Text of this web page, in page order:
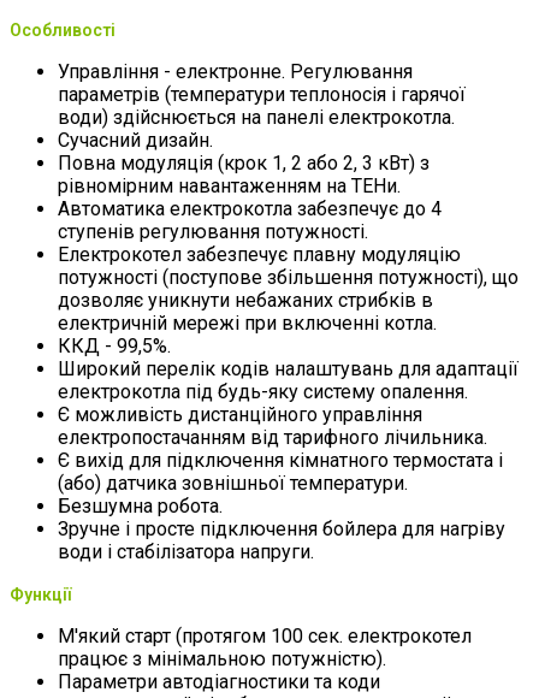
Особливості
Управління - електронне. Регулювання
параметрів (температури теплоносія і гарячої
води) здійснюється на панелі електрокотла.
Сучасний дизайн.
Повна модуляція (крок 1, 2 або 2, 3 кВт) з
рівномірним навантаженням на ТЕНи.
Автоматика електрокотла забезпечує до 4
ступенів регулювання потужності.
Електрокотел забезпечує плавну модуляцію
потужності (поступове збільшення потужності), що
дозволяє уникнути небажаних стрибків в
електричній мережі при включенні котла.
ККД - 99,5%.
Широкий перелік кодів налаштувань для адаптації
електрокотла під будь-яку систему опалення.
Є можливість дистанційного управління
електропостачанням від тарифного лічильника.
Є вихід для підключення кімнатного термостата і
(або) датчика зовнішньої температури.
Безшумна робота.
Зручне і просте підключення бойлера для нагріву
води і стабілізатора напруги.
Функції
М'який старт (протягом 100 сек. електрокотел
працює з мінімальною потужністю).
Параметри автодіагностики та коди